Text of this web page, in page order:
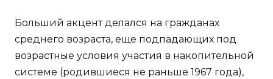
Больший акцент делался на гражданах
среднего возраста, еще подпадающих под
возрастные условия участия в накопительной
системе (родившиеся не раньше 1967 года),